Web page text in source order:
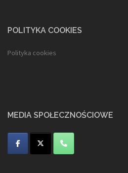
POLITYKA COOKIES
Polityka cookies
MEDIA SPOŁECZNOŚCIOWE